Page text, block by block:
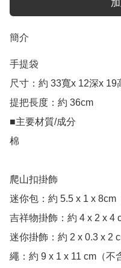
簡介
手提袋
尺寸：約 33寬x 12深x 19
提把長度：約 36cm
■主要材質/成分
棉
爬山扣掛飾
迷你包：約 5.5 x 1 x 8cm
吉祥物掛飾：約 4 x 2 x 4
迷你掛飾：約 2 x 0.3 x 2
繩：約 9 x 1 x 11 cm（不